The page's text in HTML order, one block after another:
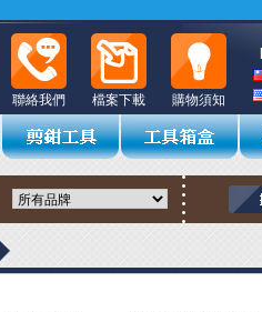
購物須知
檔案下載
聯絡我們